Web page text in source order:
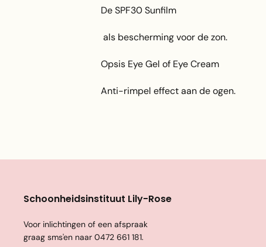
De SPF30 Sunfilm
als bescherming voor de zon.
Opsis Eye Gel of Eye Cream
Anti-rimpel effect aan de ogen.
Schoonheidsinstituut Lily-Rose
Voor inlichtingen of een afspraak
graag sms'en naar 0472 661 181.